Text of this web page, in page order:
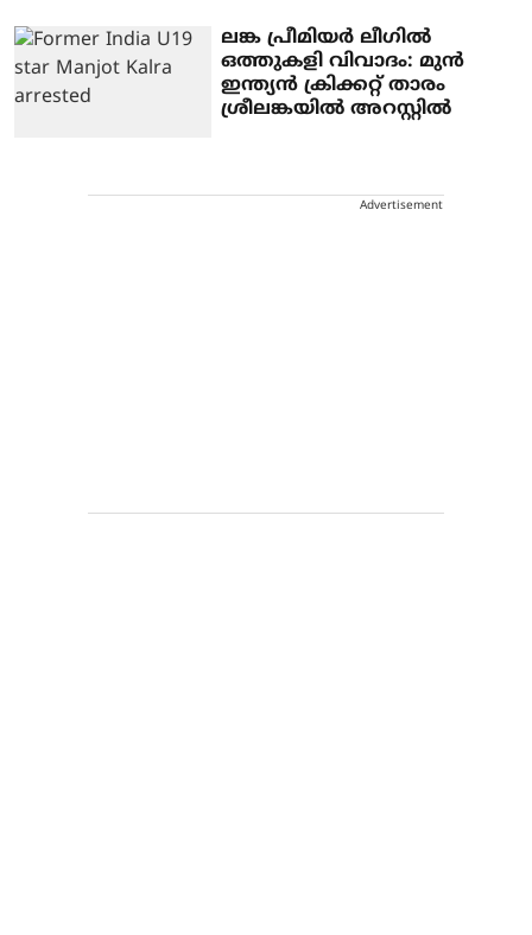
ലങ്ക പ്രീമിയർ ലീഗിൽ
ഒത്തുകളി വിവാദം: മുൻ
ഇന്ത്യൻ ക്രിക്കറ്റ് താരം
ശ്രീലങ്കയിൽ അറസ്റ്റിൽ
Advertisement